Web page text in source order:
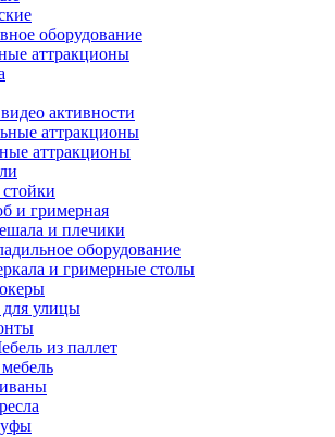
оборудование
аттракционы
активности
аттракционы
аттракционы
и гримерная
и плечики
оборудование
и гримерные столы
улицы
из паллет